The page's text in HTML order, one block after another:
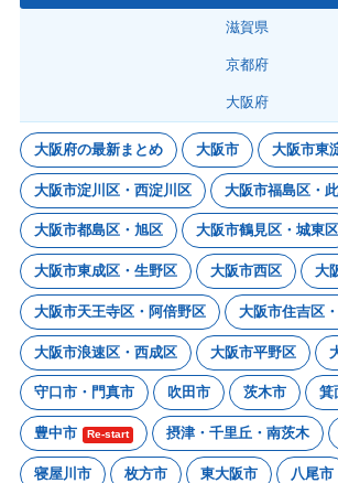
滋賀県
京都府
大阪府
大阪府の最新まとめ 大阪市 大阪市東
大阪市淀川区・西淀川区 大阪市福島区・
大阪市都島区・旭区 大阪市鶴見区・城東区
大阪市東成区・生野区 大阪市西区 大
大阪市天王寺区・阿倍野区 大阪市住吉区
大阪市浪速区・西成区 大阪市平野区
守口市・門真市 吹田市 茨木市 箕
豊中市 Re-start 摂津・千里丘・南茨木
寝屋川市 枚方市 東大阪市 八尾市